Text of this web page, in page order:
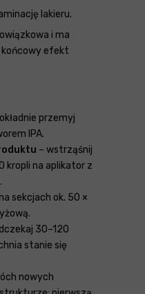
lakieru.
i ma
końcowy efekt
przemyj
IPA.
– wstrząśnij
kropli na aplikator z
sekcjach ok. 50 ×
30–120
stanie się
nowych